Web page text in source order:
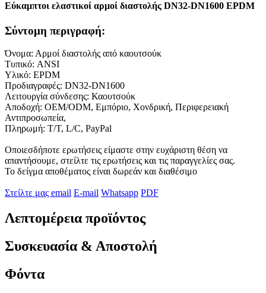
Εύκαμπτοι ελαστικοί αρμοί διαστολής DN32-DN1600 EPDM
Σύντομη περιγραφή:
Όνομα: Αρμοί διαστολής από καουτσούκ
Τυπικό: ANSI
Υλικό: EPDM
Προδιαγραφές: DN32-DN1600
Λειτουργία σύνδεσης: Καουτσούκ
Αποδοχή: OEM/ODM, Εμπόριο, Χονδρική, Περιφερειακή
Αντιπροσωπεία,
Πληρωμή: T/T, L/C, PayPal
Οποιεσδήποτε ερωτήσεις είμαστε στην ευχάριστη θέση να
απαντήσουμε, στείλτε τις ερωτήσεις και τις παραγγελίες σας.
Το δείγμα αποθέματος είναι δωρεάν και διαθέσιμο
Στείλτε μας email E-mail Whatsapp PDF
Λεπτομέρεια προϊόντος
Συσκευασία & Αποστολή
Φόντα